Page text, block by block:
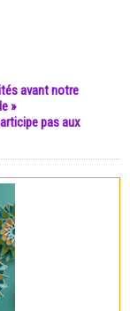
avant notre
»
pas aux